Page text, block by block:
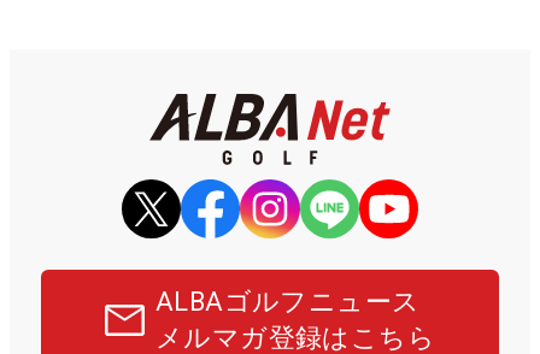
ALBAゴルフニュース
メルマガ登録はこちら